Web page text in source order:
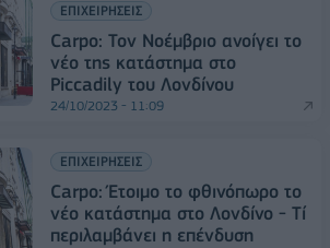
ΕΠΙΧΕΙΡΗΣΕΙΣ
Carpo: Τον Νοέμβριο ανοίγει το
νέο της κατάστημα στο
Piccadily του Λονδίνου
24/10/2023 - 11:09
ΕΠΙΧΕΙΡΗΣΕΙΣ
Carpo: Έτοιμο το φθινόπωρο το
νέο κατάστημα στο Λονδίνο - Tί
περιλαμβάνει η επένδυση